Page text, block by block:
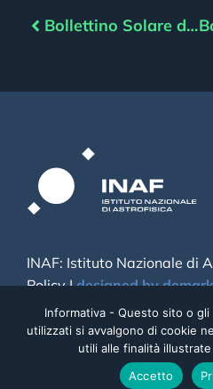
Bollettino Solare del 11/07/2025
INAF: Istituto Nazionale di
Policy|designed by
Informativa - Questo sito o
utilizzati si avvalgono di cookie
utili alle finalità
Accetto